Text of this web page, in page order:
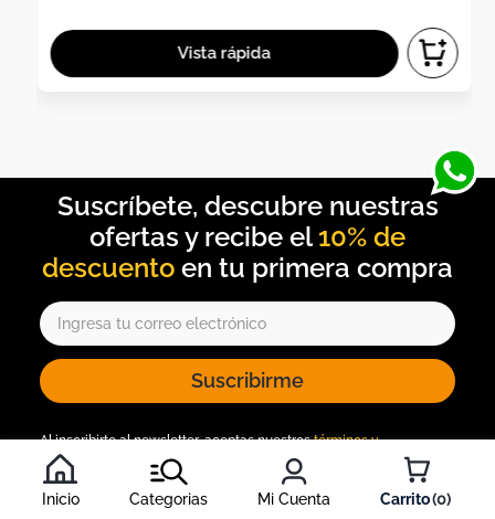
Inicio Categorias Mi Cuenta 0
10% de
descuento
Suscribirme
Al inscribirte al newsletter, aceptas nuestrostérminos y
condiciones
, y nuestra política de tratamiento de información.